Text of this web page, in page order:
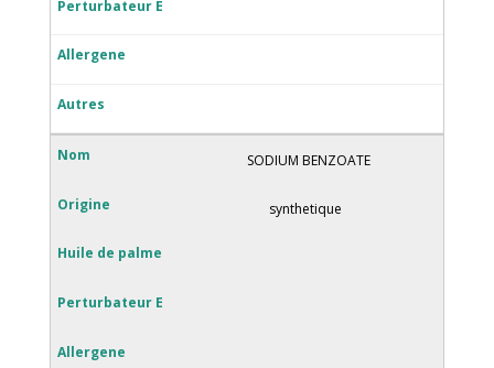
SODIUM BENZOATE
synthetique